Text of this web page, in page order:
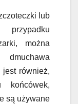
lub
można
jest również,
końcówek,
są używane